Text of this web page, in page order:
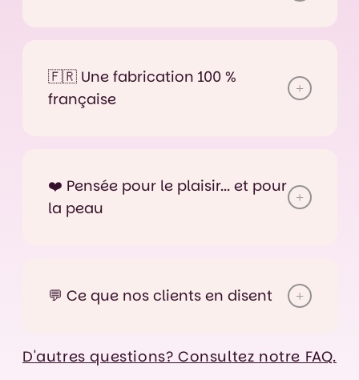
🇫🇷 Une fabrication 100 %
française
❤️ Pensée pour le plaisir... et pour
la peau
💬 Ce que nos clients en disent
D'autres questions? Consultez notre FAQ.